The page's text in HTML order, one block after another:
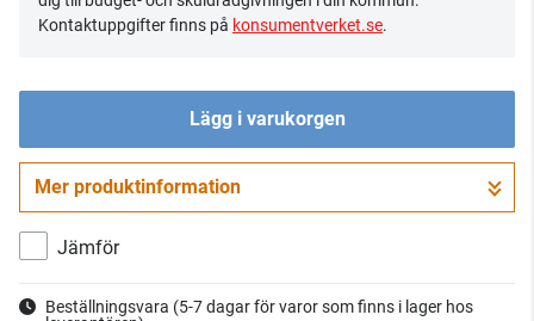
Kontaktuppgifter finns på konsumentverket.se.
Lägg i varukorgen
Gå till kassan
Mer produktinformation
Jämför
Beställningsvara (5-7 dagar för varor som finns i lager hos